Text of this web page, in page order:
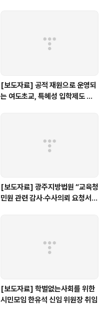
[보도자료] 공적 재원으로 운영되
는 여도초교, 특혜성 입학제도 즉
[보도자료] 광주지방법원 “교육청
민원 관련 감사·수사의뢰 요청서,
[보도자료] 학벌없는사회를 위한
시민모임 한유석 신임 위원장 취임